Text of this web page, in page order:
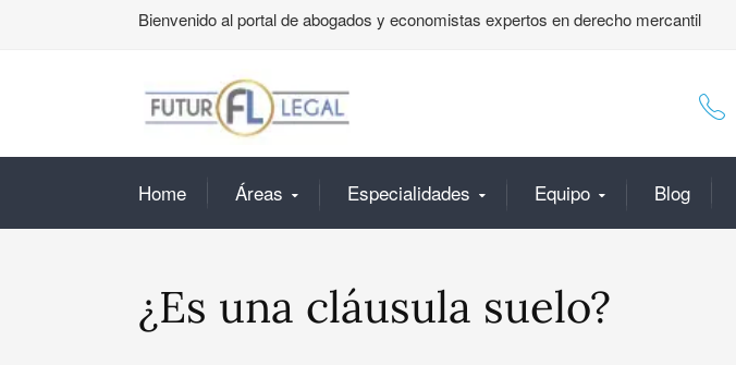
Bienvenido al portal de abogados y economistas expertos en derecho mercantil
Home Áreas Especialidades Equipo Blog
¿Es una cláusula suelo?